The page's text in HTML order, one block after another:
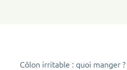
Côlon irritable : quoi manger ?